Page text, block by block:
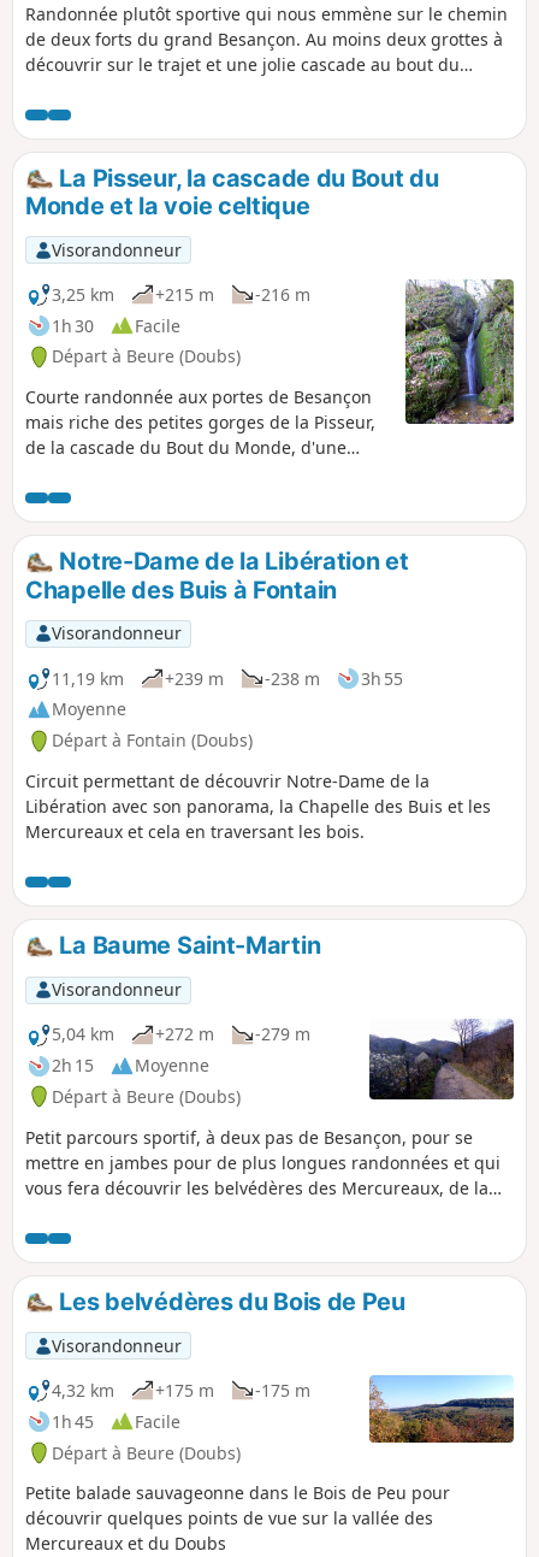
Randonnée plutôt sportive qui nous emmène sur le chemin
de deux forts du grand Besançon. Au moins deux grottes à
découvrir sur le trajet et une jolie cascade au bout du
La Pisseur, la cascade du Bout du
Monde et la voie celtique
Visorandonneur
3,25 km
+215 m
-216 m
1h 30
Facile
Départ à Beure (Doubs)
Courte randonnée aux portes de Besançon
mais riche des petites gorges de la Pisseur,
de la cascade du Bout du Monde, d'une
de vue sur la vallée du Doubs. Attention !
Malgré sa brièveté, elle est sportive et
demande un pied aguerri.
Notre-Dame de la Libération et
Chapelle des Buis à Fontain
Visorandonneur
11,19 km
+239 m -238 m
3h 55
Moyenne
Départ à Fontain (Doubs)
Circuit permettant de découvrir Notre-Dame de la
Libération avec son panorama, la Chapelle des Buis et les
Mercureaux et cela en traversant les bois.
La Baume Saint-Martin
Visorandonneur
5,04 km
+272 m
-279 m
2h 15
Moyenne
Départ à Beure (Doubs)
Petit parcours sportif, à deux pas de Besançon, pour se
mettre en jambes pour de plus longues randonnées et qui
vous fera découvrir les belvédères des Mercureaux, de la
Chemin du Sert, la cascade du bout du monde et de la
Pisseur et d'autres points de vue sur la vallée du Doubs par
des chemins escarpés.
Les belvédères du Bois de Peu
Visorandonneur
4,32 km
+175 m
-175 m
1h 45
Facile
Départ à Beure (Doubs)
Petite balade sauvageonne dans le Bois de Peu pour
découvrir quelques points de vue sur la vallée des
Mercureaux et du Doubs